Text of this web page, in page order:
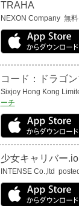
TRAHA
NEXON Company 無料
コード：ドラゴ
Sixjoy Hong Kong
ーチ
少女キャリバー.io
INTENSE Co.,ltd